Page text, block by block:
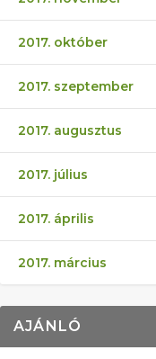
2017. október
2017. szeptember
2017. augusztus
2017. július
2017. április
2017. március
AJÁNLÓ